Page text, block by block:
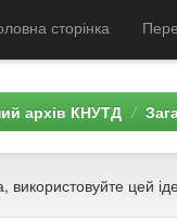
сторінка
архів КНУТД
використовуйте цей